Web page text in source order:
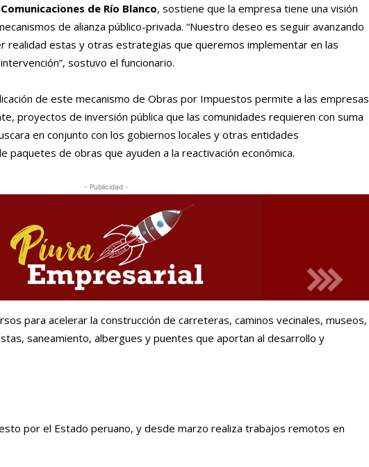
Comunicaciones de Río Blanco, sostiene que la empresa tiene una visión
de alianza público-privada. “Nuestro deseo es seguir avanzando
realidad estas y otras estrategias que queremos implementar en las
sostuvo el funcionario.
de este mecanismo de Obras por Impuestos permite a las empresas
proyectos de inversión pública que las comunidades requieren con suma
en conjunto con los gobiernos locales y otras entidades
paquetes de obras que ayuden a la reactivación económica.
- Publicidad -
para acelerar la construcción de carreteras, caminos vecinales, museos,
saneamiento, albergues y puentes que aportan al desarrollo y
por el Estado peruano, y desde marzo realiza trabajos remotos en